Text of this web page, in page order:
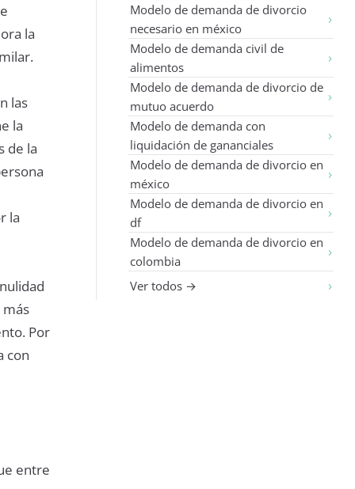
la
las
la
de la
la
Por
con
entre
Modelo de demanda de divorcio
necesario en méxico
Modelo de demanda civil de
alimentos
Modelo de demanda de divorcio de
mutuo acuerdo
Modelo de demanda con
liquidación de gananciales
Modelo de demanda de divorcio en
méxico
Modelo de demanda de divorcio en
df
Modelo de demanda de divorcio en
colombia
Ver todos →